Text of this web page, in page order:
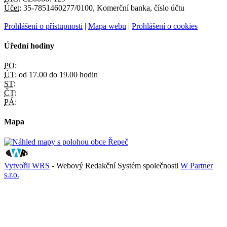
Účet: 35-7851460277/0100, Komerční banka, číslo účtu
Prohlášení o přístupnosti | Mapa webu | Prohlášení o cookies
Úřední hodiny
PO:
ÚT: od 17.00 do 19.00 hodin
ST:
ČT:
PÁ:
Mapa
Vytvořil WRS - Webový Redakční Systém společnosti W Partner
s.r.o.